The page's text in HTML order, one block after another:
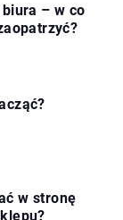
– w co
w stronę